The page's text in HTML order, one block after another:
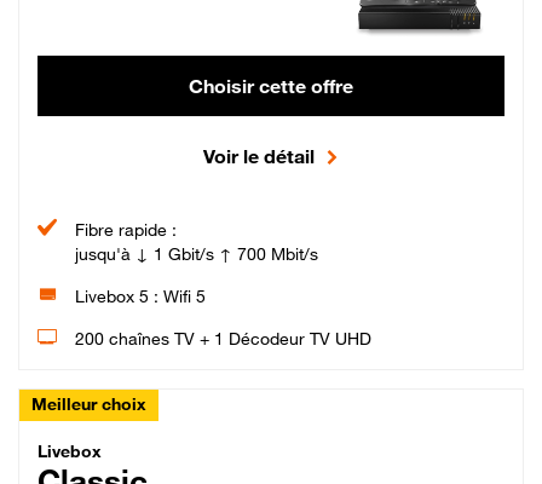
Choisir cette offre
Voir le détail
Fibre rapide :
jusqu'à ↓ 1 Gbit/s ↑ 700 Mbit/s
Livebox 5 : Wifi 5
200 chaînes TV + 1 Décodeur TV UHD
Meilleur choix
Livebox Classic Fibre
Livebox